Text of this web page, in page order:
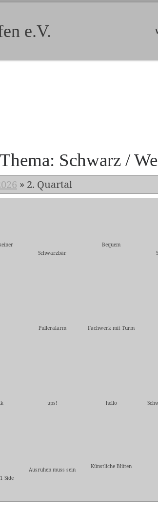
e.V.
Schwarz /
» 2. Quartal
Schwarzbär
Bequem
Pulleralarm Fachwerk mit Turm
ups! hello
Side
Ausruhen muss sein
Künstliche Blüten